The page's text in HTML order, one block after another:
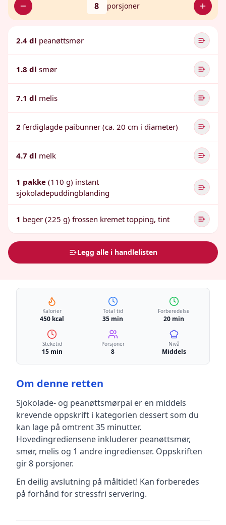
8 porsjoner
2.4 dl peanøttsmør
1.8 dl smør
7.1 dl melis
2 ferdiglagde paibunner (ca. 20 cm i diameter)
4.7 dl melk
1 pakke (110 g) instant
sjokoladepuddingblanding
1 beger (225 g) frossen kremet topping, tint
Legg alle i handlelisten
Kalorier
450 kcal
Total tid
35 min
Forberedelse
20 min
Steketid
15 min
Porsjoner
8
Nivå
Middels
Om denne retten
Sjokolade- og peanøttsmørpai er en middels
krevende oppskrift i kategorien dessertsom du
kan lage på omtrent 35 minutter.
Hovedingrediensene inkluderer peanøttsmør,
smør, melis og 1 andre ingredienser. Oppskriften
gir8 porsjoner.
En deilig avslutning på måltidet! Kan forberedes
på forhånd for stressfri servering.